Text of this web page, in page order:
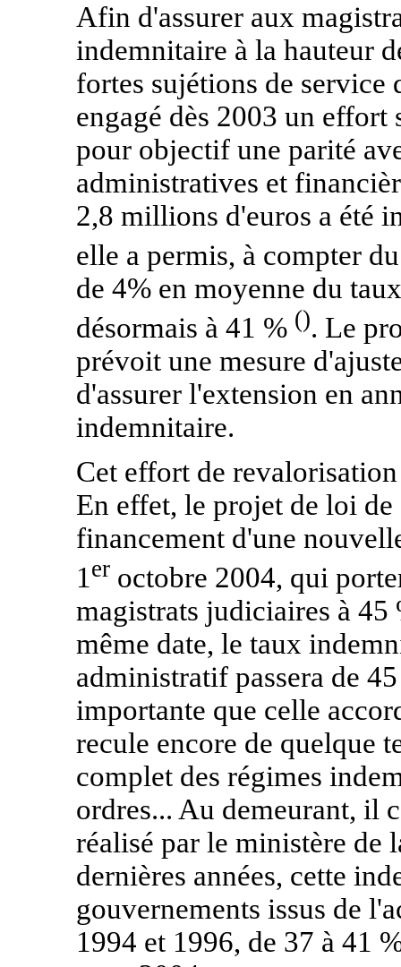
Afin d'assurer aux
indemnitaire à la hauteur
fortes sujétions de service
engagé dès 2003 un effort
pour objectif une parité
administratives et
2,8 millions d'euros a été
elle a permis, à compter
de 4% en moyenne du
désormais à 41 % (). Le
prévoit une mesure
d'assurer l'extension en
indemnitaire.
Cet effort de
En effet, le projet de loi
financement d'une
1 er octobre 2004, qui
magistrats judiciaires à 45
même date, le taux
administratif passera de
importante que celle
recule encore de quelque
complet des régimes
ordres... Au demeurant, il
réalisé par le ministère de
dernières années, cette
gouvernements issus de
1994 et 1996, de 37 à 41